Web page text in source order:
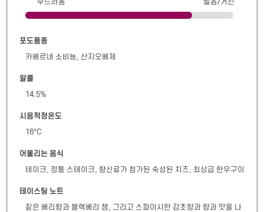
부드러움 떫음/거친
포도품종
카베르네 소비뇽, 산지오베제
알콜
14.5%
시음적정온도
16°C
어울리는 음식
테이크, 정통 스테이크, 향신료가 첨가된 숙성된 치즈, 최상급 한우구이
테이스팅 노트
짙은 베리향과 블랙베리 잼, 그리고 스파이시한 감초향과 향과 맛을 나